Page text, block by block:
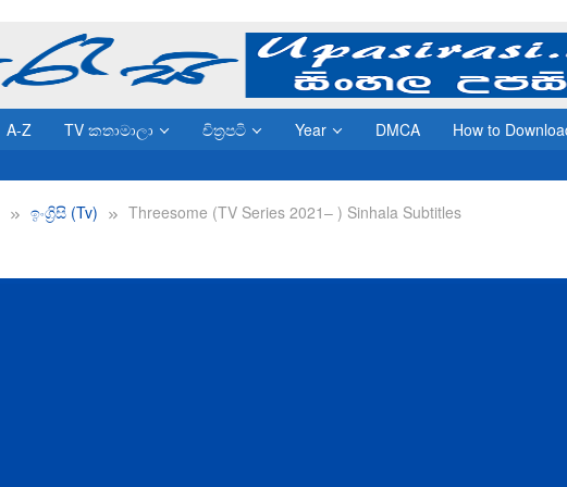
A-Z TV කතාමාලා චිත්‍රපටි Year DMCA How to
ඉංග්‍රිසි (Tv)
Threesome (TV Series 2021– ) Sinhala Subtitles